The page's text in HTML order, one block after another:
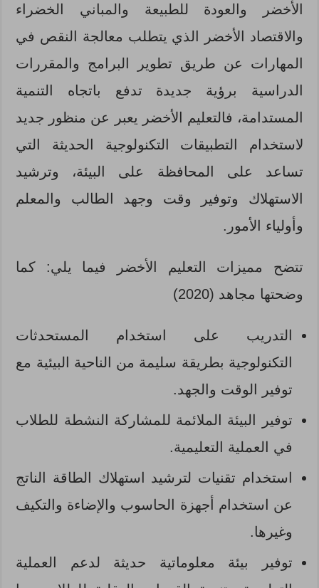
الأخضر والعودة للطبيعة والمباني الخضراء
والاقتصاد الأخضر الذي يتطلب معالجة النقص في
المهارات عن طريق تطوير البرامج والمقررات
الدراسية برؤية جديدة تدفع باتجاه التنمية
المستدامة، فالتعليم الأخضر يعبر عن منظور جديد
لاستخدام التطبيقات التكنولوجية الحديثة التي
تساعد على المحافظة على البيئة، وترشيد
الاستهلاك وتوفير وقت وجهد الطالب والمعلم
وأولياء الأمور.
تتضح مميزات التعليم الأخضر فيما يلي: كما
وضحتها مجاهد (2020)
التدريب على استخدام المستحدثات
التكنولوجية بطريقة سليمة من الناحية البيئية مع
توفير الوقت والجهد.
توفير البيئة الملائمة للمشاركة النشطة للطلاب
في العملية التعليمية.
استخدام تقنيات لترشيد استهلاك الطاقة الناتج
عن استخدام أجهزة الحاسوب والإضاءة والتكيف
وغيرها.
توفير بيئة معلوماتية حديثة لدعم العملية